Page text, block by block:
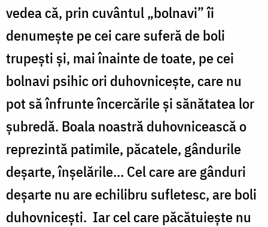
vedea că, prin cuvântul „bolnavi” îi
denumește pe cei care suferă de boli
trupești și, mai înainte de toate, pe cei
bolnavi psihic ori duhovnicește, care nu
pot să înfrunte încercările și sănătatea lor
șubredă. Boala noastră duhovnicească o
reprezintă patimile, păcatele, gândurile
deșarte, înșelările… Cel care are gânduri
deșarte nu are echilibru sufletesc, are boli
duhovnicești. Iar cel care păcătuiește nu